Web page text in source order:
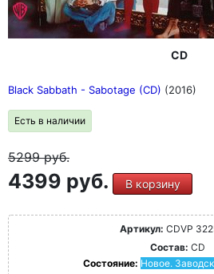
CD
Black Sabbath - Sabotage (CD) (2016)
Есть в наличии
5299руб.
4399 руб. В корзину
Артикул: CDVP
Состав: CD
Состояние: Новое.